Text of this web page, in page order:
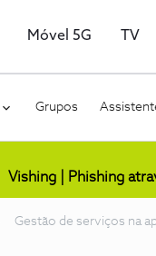
Móvel 5G TV
Grupos
Vishing | Phishing
Gestão de serviços na